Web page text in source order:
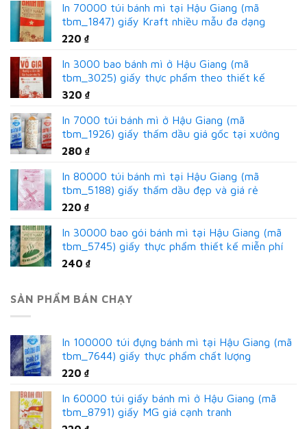
In 70000 túi bánh mì tại Hậu Giang (mã
tbm_1847) giấy Kraft nhiều mẫu đa dạng
220 ₫
In 3000 bao bánh mì ở Hậu Giang (mã
tbm_3025) giấy thực phẩm theo thiết kế
320 ₫
In 7000 túi bánh mì ở Hậu Giang (mã
tbm_1926) giấy thấm dầu giá gốc tại xưởng
280 ₫
In 80000 túi bánh mì tại Hậu Giang (mã
tbm_5188) giấy thấm dầu đẹp và giá rẻ
220 ₫
In 30000 bao gói bánh mì tại Hậu Giang (mã
tbm_5745) giấy thực phẩm thiết kế miễn phí
240 ₫
SẢN PHẨM BÁN CHẠY
In 100000 túi đựng bánh mì tại Hậu Giang (mã
tbm_7644) giấy thực phẩm chất lượng
220 ₫
In 60000 túi giấy bánh mì ở Hậu Giang (mã
tbm_8791) giấy MG giá cạnh tranh